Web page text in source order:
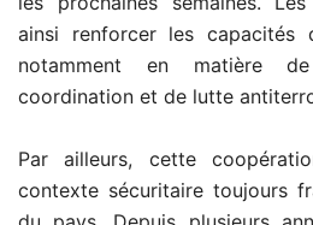
ainsi renforcer les capacités
notamment en matière
coordination et de lutte
Par ailleurs, cette
contexte sécuritaire toujours